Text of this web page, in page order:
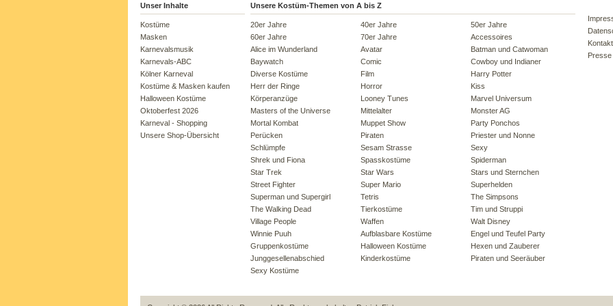
Unser Inhalte
Kostüme
Masken
Karnevalsmusik
Karnevals-ABC
Kölner Karneval
Kostüme & Masken kaufen
Halloween Kostüme
Oktoberfest 2026
Karneval - Shopping
Unsere Shop-Übersicht
Unsere Kostüm-Themen von A bis Z
20er Jahre 40er Jahre
50er Jahre
60er Jahre
70er Jahre
Accessoires
Alice im Wunderland
Avatar
Batman und Catwoman
Baywatch
Comic
Cowboy und Indianer
Diverse Kostüme
Film
Harry Potter
Herr der Ringe
Horror
Kiss
Körperanzüge
Looney Tunes
Marvel Universum
Masters of the Universe
Mittelalter
Monster AG
Mortal Kombat
Muppet Show
Party Ponchos
Perücken
Piraten
Priester und Nonne
Schlümpfe
Sesam Strasse
Sexy
Shrek und Fiona
Spasskostüme
Spiderman
Star Trek
Star Wars
Stars und Sternchen
Street Fighter
Super Mario
Superhelden
Superman und Supergirl
Tetris
The Simpsons
The Walking Dead
Tierkostüme
Tim und Struppi
Village People
Waffen
Walt Disney
Winnie Puuh
Aufblasbare Kostüme
Engel und Teufel Party
Gruppenkostüme
Halloween Kostüme
Hexen und Zauberer
Junggesellenabschied
Kinderkostüme
Piraten und Seeräuber
Sexy Kostüme
Kontakt
Presse